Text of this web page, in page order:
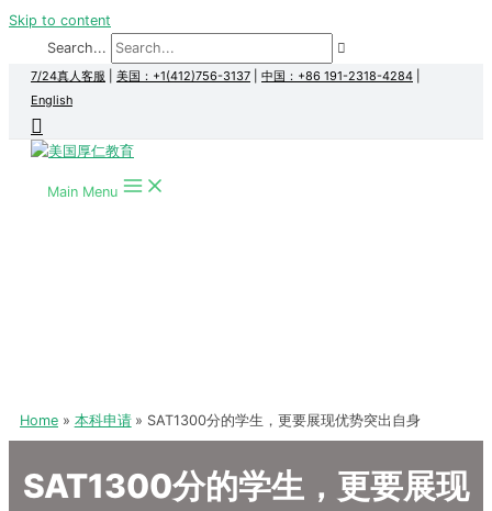
Skip to content
Search...
7/24真人客服 美国：+1(412)756-3137 中国：+86 191-2318-4284
English
Main Menu
Home 本科申请 SAT1300分的学生，更要展现优势突出自身
SAT1300分的学生，更要展现